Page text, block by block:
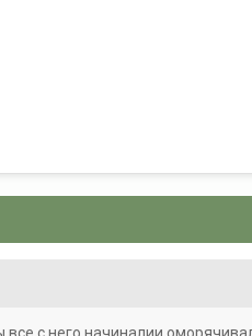
все с него начиналии